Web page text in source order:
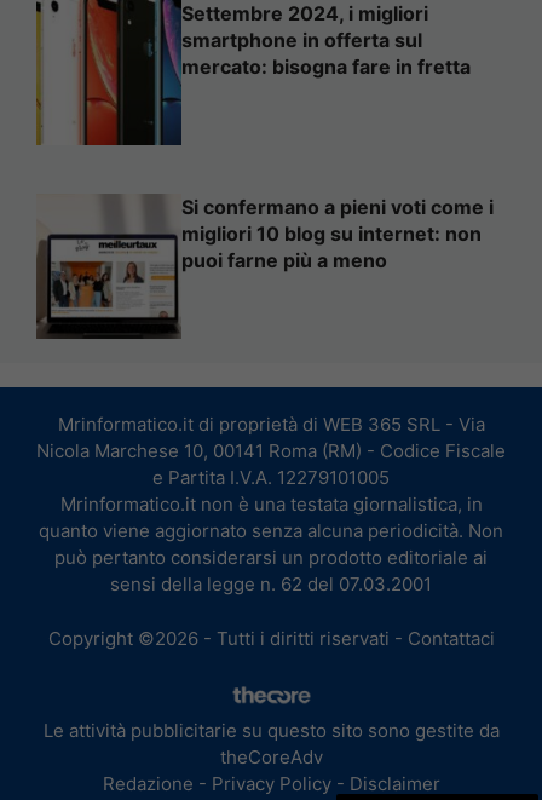
Settembre 2024, i migliori
smartphone in offerta sul
mercato: bisogna fare in fretta
Si confermano a pieni voti come i
migliori 10 blog su internet: non
puoi farne più a meno
Mrinformatico.it di proprietà di WEB 365 SRL - Via
Nicola Marchese 10, 00141 Roma (RM) - Codice Fiscale
e Partita I.V.A. 12279101005
Mrinformatico.it non è una testata giornalistica, in
quanto viene aggiornato senza alcuna periodicità. Non
può pertanto considerarsi un prodotto editoriale ai
sensi della legge n. 62 del 07.03.2001
Copyright ©2026 - Tutti i diritti riservati - Contattaci
Le attività pubblicitarie su questo sito sono gestite da
theCoreAdv
Redazione - Privacy Policy- Disclaimer